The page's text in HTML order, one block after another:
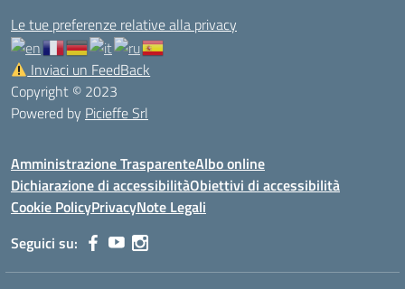
Le tue preferenze relative alla privacy
Inviaci un FeedBack
Copyright © 2023
Powered by Picieffe Srl
Amministrazione TrasparenteAlbo online
Dichiarazione di accessibilitàObiettivi di accessibilità
Cookie PolicyPrivacyNote Legali
Seguici su: